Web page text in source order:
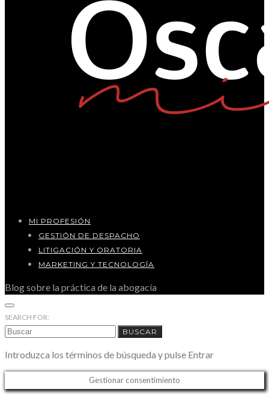
MI PROFESIÓN
GESTIÓN DE DESPACHO
LITIGACIÓN Y ORATORIA
MARKETING Y TECNOLOGÍA
Blog sobre la práctica de la abogacía
SEARCH FOR:
BUSCAR
Introduzca los términos de búsqueda y pulse Entrar
Gestionar consentimiento